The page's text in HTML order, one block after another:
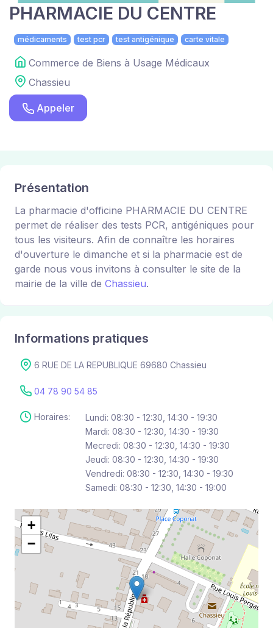
PHARMACIE DU CENTRE
médicaments test pcr test antigénique carte vitale
Commerce de Biens à Usage Médicaux
Chassieu
Appeler
Présentation
La pharmacie d'officine PHARMACIE DU CENTRE
permet de réaliser des tests PCR, antigéniques pour
tous les visiteurs. Afin de connaître les horaires
d'ouverture le dimanche et si la pharmacie est de
garde nous vous invitons à consulter le site de la
mairie de la ville de Chassieu.
Informations pratiques
6 RUE DE LA REPUBLIQUE 69680 Chassieu
04 78 90 54 85
Horaires:
Lundi: 08:30 - 12:30, 14:30 - 19:30
Mardi: 08:30 - 12:30, 14:30 - 19:30
Mecredi: 08:30 - 12:30, 14:30 - 19:30
Jeudi: 08:30 - 12:30, 14:30 - 19:30
Vendredi: 08:30 - 12:30, 14:30 - 19:30
Samedi: 08:30 - 12:30, 14:30 - 19:00
+
−